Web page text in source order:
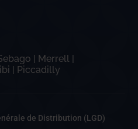
| Merrell |
| Piccadilly
de Distribution (LGD)